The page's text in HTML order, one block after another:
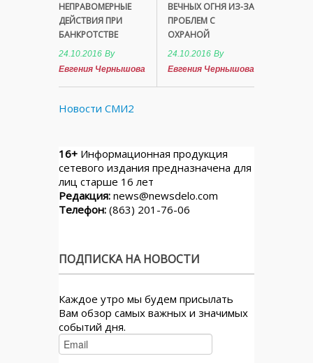
НЕПРАВОМЕРНЫЕ
ДЕЙСТВИЯ ПРИ
БАНКРОТСТВЕ
24.10.2016 By
Евгения Чернышова
ВЕЧНЫХ ОГНЯ ИЗ-ЗА
ПРОБЛЕМ С
ОХРАНОЙ
24.10.2016 By
Евгения Чернышова
Новости СМИ2
16+ Информационная продукция
сетевого издания предназначена для
лиц старше 16 лет
Редакция: news@newsdelo.com
Телефон: (863) 201-76-06
ПОДПИСКА НА НОВОСТИ
Каждое утро мы будем присылать
Вам обзор самых важных и значимых
событий дня.